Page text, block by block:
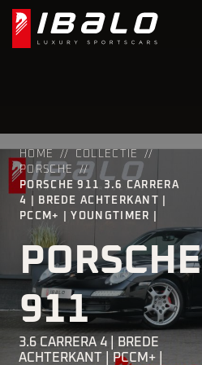
HOME
COLLECTIE
PORSCHE
PORSCHE 911 3.6 CARRERA
4 | BREDE ACHTERKANT |
PCCM+ | YOUNGTIMER |
PORSCHE
911
3.6 CARRERA 4 | BREDE
ACHTERKANT | PCCM+ |